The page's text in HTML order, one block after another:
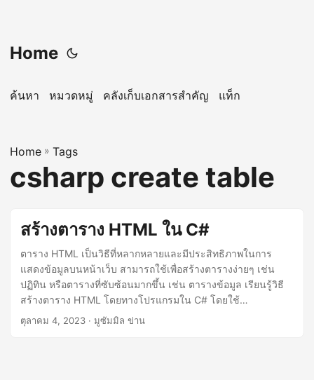
Home
ค้นหา หมวดหมู่ คลังเก็บเอกสารสำคัญ แท็ก
Home » Tags
csharp create table
สร้างตาราง HTML ใน C#
ตาราง HTML เป็นวิธีที่หลากหลายและมีประสิทธิภาพในการ
แสดงข้อมูลบนหน้าเว็บ สามารถใช้เพื่อสร้างตารางง่ายๆ เช่น
ปฏิทิน หรือตารางที่ซับซ้อนมากขึ้น เช่น ตารางข้อมูล เรียนรู้วิธี
สร้างตาราง HTML โดยทางโปรแกรมใน C# โดยใช้
Aspose.HTML for .NET
ตุลาคม 4, 2023 · มูซัมมิล ข่าน